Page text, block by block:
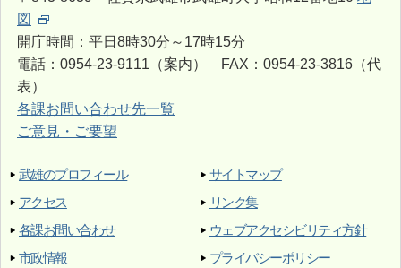
図
開庁時間：平日8時30分～17時15分
電話：0954-23-9111（案内） FAX：0954-23-3816（代
表）
各課お問い合わせ先一覧
ご意見・ご要望
武雄のプロフィール
アクセス
各課お問い合わせ
市政情報
サイトマップ
リンク集
ウェブアクセシビリティ方針
プライバシーポリシー